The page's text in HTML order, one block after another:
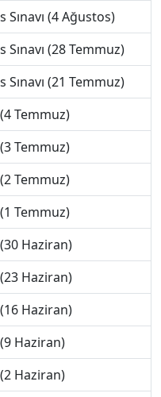
(4 Ağustos)
(28 Temmuz)
(21 Temmuz)
Temmuz)
Temmuz)
Temmuz)
Temmuz)
Haziran)
Haziran)
Haziran)
Haziran)
Haziran)